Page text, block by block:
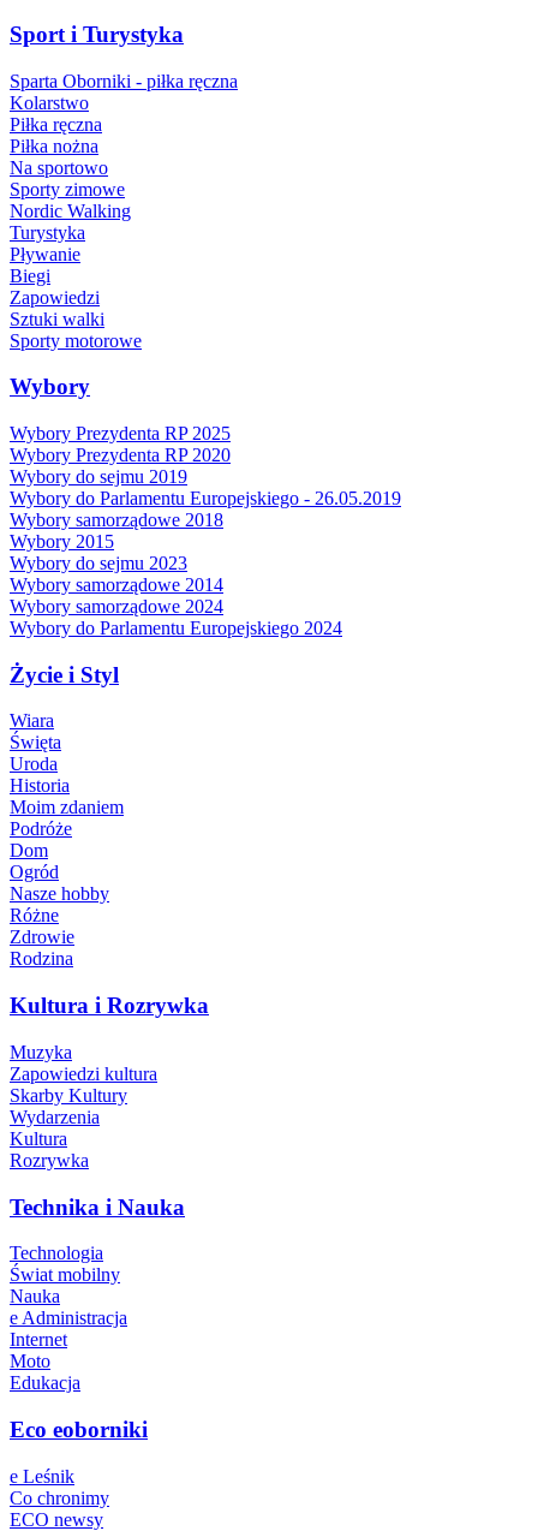
Sport i Turystyka
Sparta Oborniki - piłka ręczna
Kolarstwo
Piłka ręczna
Piłka nożna
Na sportowo
Sporty zimowe
Nordic Walking
Turystyka
Pływanie
Biegi
Zapowiedzi
Sztuki walki
Sporty motorowe
Wybory
Wybory Prezydenta RP 2025
Wybory Prezydenta RP 2020
Wybory do sejmu 2019
Wybory do Parlamentu Europejskiego - 26.05.2019
Wybory samorządowe 2018
Wybory 2015
Wybory do sejmu 2023
Wybory samorządowe 2014
Wybory samorządowe 2024
Wybory do Parlamentu Europejskiego 2024
Życie i Styl
Wiara
Święta
Uroda
Historia
Moim zdaniem
Podróże
Dom
Ogród
Nasze hobby
Różne
Zdrowie
Rodzina
Kultura i Rozrywka
Muzyka
Zapowiedzi kultura
Skarby Kultury
Wydarzenia
Kultura
Rozrywka
Technika i Nauka
Technologia
Świat mobilny
Nauka
e Administracja
Internet
Moto
Edukacja
Eco eoborniki
e Leśnik
Co chronimy
ECO newsy